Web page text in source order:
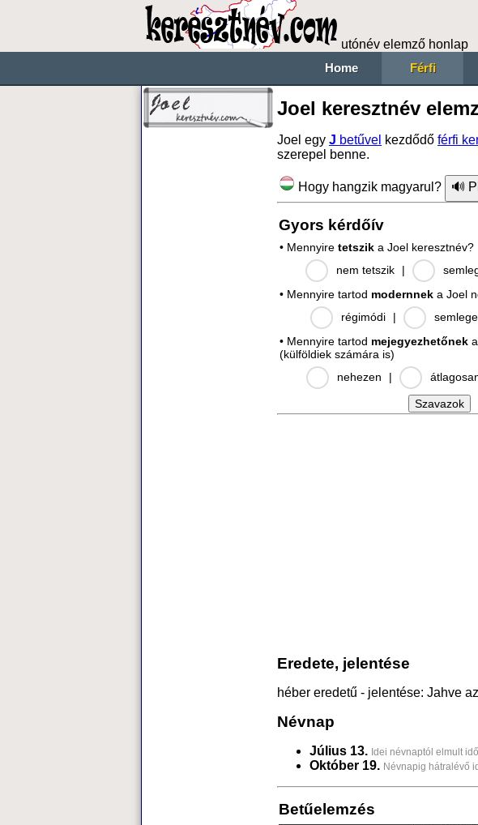
utónév elemző honlap
Home Férfi
Joel keresztnév
Joel egy J betűvel kezdődő férfi
szerepel benne.
Hogy hangzik magyarul?
Gyors kérdőív
• Mennyire tetszik a Joel keresztnév?
nem tetszik
|
• Mennyire tartod modernnek a Joel
régimódi
|
• Mennyire tartod mejegyezhetőnek
(külföldiek számára is)
nehezen
|
Eredete, jelentése
héber eredetű - jelentése: Jahve
Névnap
Július 13. Idei névnaptól elmult
Október 19. Névnapig hátralévő
Betűelemzés